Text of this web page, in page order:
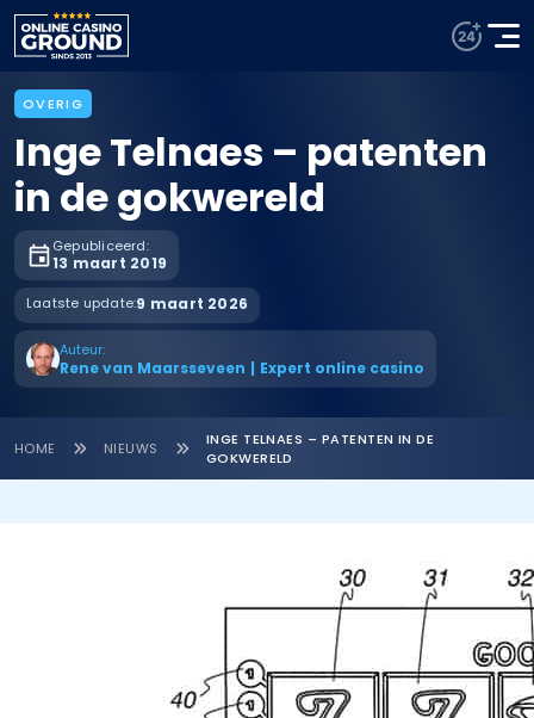
OVERIG
Inge Telnaes – patenten
in de gokwereld
Gepubliceerd:
13 maart 2019
Laatste update:9 maart 2026
Auteur:
Rene van Maarsseveen | Expert online casino
HOME NIEUWS
INGE TELNAES – PATENTEN IN DE
GOKWERELD